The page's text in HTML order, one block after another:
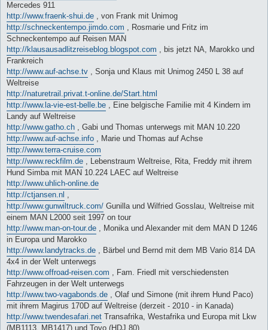
Mercedes 911
http://www.fraenk-shui.de , von Frank mit Unimog
http://schneckentempo.jimdo.com , Rosmarie und Fritz im
Schneckentempo auf Reisen MAN
http://klausausadlitzreiseblog.blogspot.com , bis jetzt NA, Marokko und
Frankreich
http://www.auf-achse.tv , Sonja und Klaus mit Unimog 2450 L 38 auf
Weltreise
http://naturetrail.privat.t-online.de/Start.html
http://www.la-vie-est-belle.be , Eine belgische Familie mit 4 Kindern im
Landy auf Weltreise
http://www.gatho.ch , Gabi und Thomas unterwegs mit MAN 10.220
http://www.auf-achse.info , Marie und Thomas auf Achse
http://www.terra-cruise.com
http://www.reckfilm.de , Lebenstraum Weltreise, Rita, Freddy mit ihrem
Hund Simba mit MAN 10.224 LAEC auf Weltreise
http://www.uhlich-online.de
http://ctjansen.nl ,
http://www.gunwiltruck.com/ Gunilla und Wilfried Gosslau, Weltreise mit
einem MAN L2000 seit 1997 on tour
http://www.man-on-tour.de , Monika und Alexander mit dem MAN D 1246
in Europa und Marokko
http://www.landytracks.de , Bärbel und Bernd mit dem MB Vario 814 DA
4x4 in der Welt unterwegs
http://www.offroad-reisen.com , Fam. Friedl mit verschiedensten
Fahrzeugen in der Welt unterwegs
http://www.two-vagabonds.de , Olaf und Simone (mit ihrem Hund Paco)
mit ihrem Magirus 170D auf Weltreise (derzeit - 2010 - in Kanada)
http://www.twendesafari.net Transafrika, Westafrika und Europa mit Lkw
(MB1113, MB1417) und Toyo (HDJ 80)